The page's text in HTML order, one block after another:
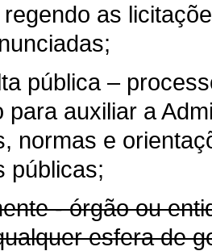
as
pública –
para auxiliar a
normas e
públicas;
- órgão ou
esfera de